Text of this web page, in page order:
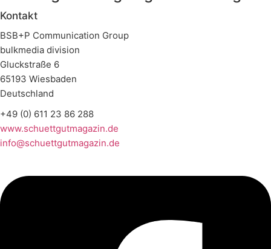
Kontakt
BSB+P Communication Group
bulkmedia division
Gluckstraße 6
65193 Wiesbaden
Deutschland
+49 (0) 611 23 86 288
www.schuettgutmagazin.de
info@schuettgutmagazin.de